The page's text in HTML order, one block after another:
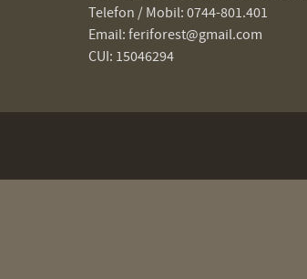
Telefon / Mobil: 0744-801.401
Email: feriforest@gmail.com
CUI: 15046294